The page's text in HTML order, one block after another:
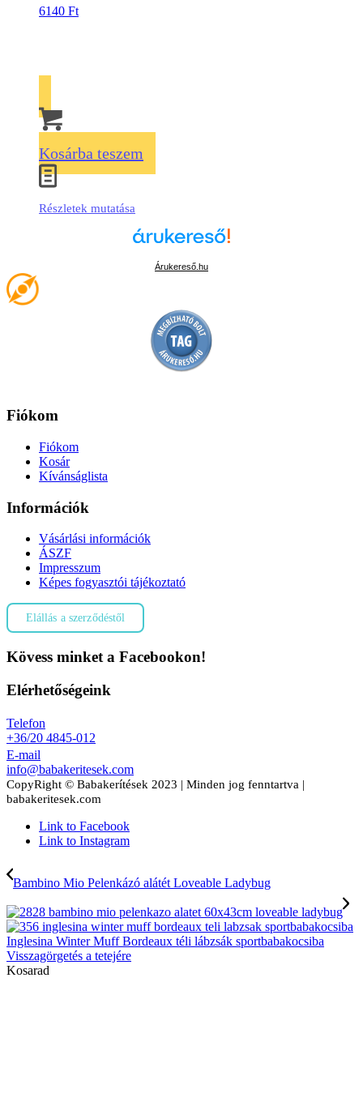
6140 Ft
Kosárba teszem
Részletek mutatása
Árukereső.hu
Fiókom
Fiókom
Kosár
Kívánságlista
Információk
Vásárlási információk
ÁSZF
Impresszum
Képes fogyasztói tájékoztató
Elállás a szerződéstől
Kövess minket a Facebookon!
Elérhetőségeink
Telefon
+36/20 4845-012
E-mail
info@babakeritesek.com
CopyRight © Babakerítések 2023 | Minden jog fenntartva |
babakeritesek.com
Link to Facebook
Link to Instagram
Bambino Mio Pelenkázó alátét Loveable Ladybug
Inglesina Winter Muff Bordeaux téli lábzsák sportbabakocsiba
Visszagörgetés a tetejére
Kosarad